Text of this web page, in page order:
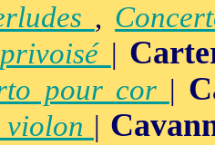
,
|
pour cor |
|